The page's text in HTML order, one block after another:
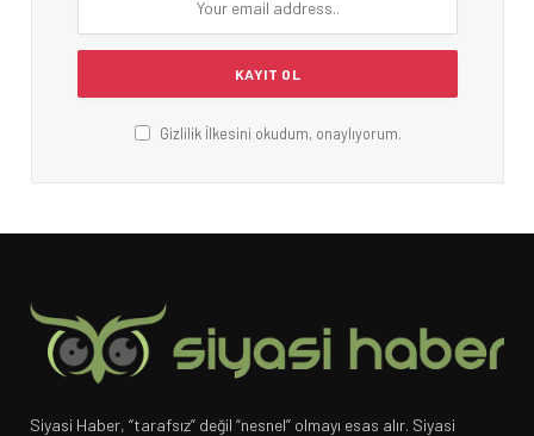
Gizlilik İlkesini okudum, onaylıyorum.
Siyasi Haber, “tarafsız” değil “nesnel” olmayı esas alır. Siyasi